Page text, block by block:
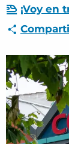
Citas
Su
ORG –
¡Voy en